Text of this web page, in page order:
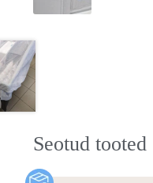
Seotud tooted